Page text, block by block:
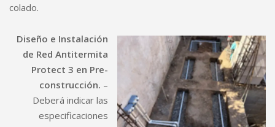
colado.
Diseño e Instalación
de Red Antitermita
Protect 3 en Pre-
construcción. –
Deberá indicar las
especificaciones